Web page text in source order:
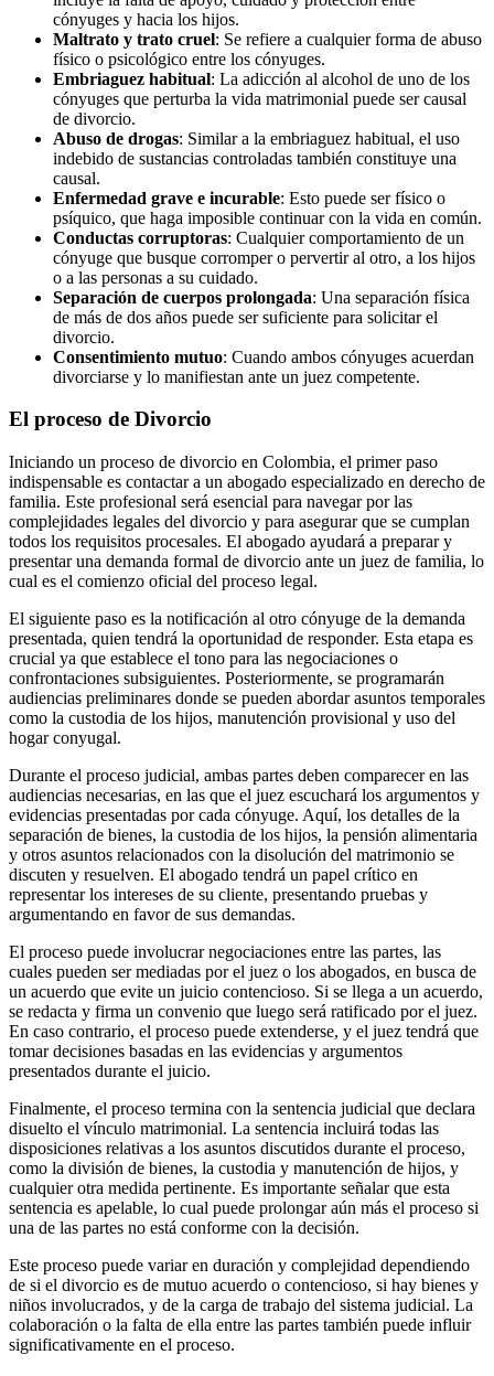
cónyuges y hacia los hijos.
Maltrato y trato cruel: Se refiere a cualquier forma de abuso
físico o psicológico entre los cónyuges.
Embriaguez habitual: La adicción al alcohol de uno de los
cónyuges que perturba la vida matrimonial puede ser causal
de divorcio.
Abuso de drogas: Similar a la embriaguez habitual, el uso
indebido de sustancias controladas también constituye una
causal.
Enfermedad grave e incurable: Esto puede ser físico o
psíquico, que haga imposible continuar con la vida en común.
Conductas corruptoras: Cualquier comportamiento de un
cónyuge que busque corromper o pervertir al otro, a los hijos
o a las personas a su cuidado.
Separación de cuerpos prolongada: Una separación física
de más de dos años puede ser suficiente para solicitar el
divorcio.
Consentimiento mutuo: Cuando ambos cónyuges acuerdan
divorciarse y lo manifiestan ante un juez competente.
El proceso de Divorcio
Iniciando un proceso de divorcio en Colombia, el primer paso
indispensable es contactar a un abogado especializado en derecho de
familia. Este profesional será esencial para navegar por las
complejidades legales del divorcio y para asegurar que se cumplan
todos los requisitos procesales. El abogado ayudará a preparar y
presentar una demanda formal de divorcio ante un juez de familia, lo
cual es el comienzo oficial del proceso legal.
El siguiente paso es la notificación al otro cónyuge de la demanda
presentada, quien tendrá la oportunidad de responder. Esta etapa es
crucial ya que establece el tono para las negociaciones o
confrontaciones subsiguientes. Posteriormente, se programarán
audiencias preliminares donde se pueden abordar asuntos temporales
como la custodia de los hijos, manutención provisional y uso del
hogar conyugal.
Durante el proceso judicial, ambas partes deben comparecer en las
audiencias necesarias, en las que el juez escuchará los argumentos y
evidencias presentadas por cada cónyuge. Aquí, los detalles de la
separación de bienes, la custodia de los hijos, la pensión alimentaria
y otros asuntos relacionados con la disolución del matrimonio se
discuten y resuelven. El abogado tendrá un papel crítico en
representar los intereses de su cliente, presentando pruebas y
argumentando en favor de sus demandas.
El proceso puede involucrar negociaciones entre las partes, las
cuales pueden ser mediadas por el juez o los abogados, en busca de
un acuerdo que evite un juicio contencioso. Si se llega a un acuerdo,
se redacta y firma un convenio que luego será ratificado por el juez.
En caso contrario, el proceso puede extenderse, y el juez tendrá que
tomar decisiones basadas en las evidencias y argumentos
presentados durante el juicio.
Finalmente, el proceso termina con la sentencia judicial que declara
disuelto el vínculo matrimonial. La sentencia incluirá todas las
disposiciones relativas a los asuntos discutidos durante el proceso,
como la división de bienes, la custodia y manutención de hijos, y
cualquier otra medida pertinente. Es importante señalar que esta
sentencia es apelable, lo cual puede prolongar aún más el proceso si
una de las partes no está conforme con la decisión.
Este proceso puede variar en duración y complejidad dependiendo
de si el divorcio es de mutuo acuerdo o contencioso, si hay bienes y
niños involucrados, y de la carga de trabajo del sistema judicial. La
colaboración o la falta de ella entre las partes también puede influir
significativamente en el proceso.